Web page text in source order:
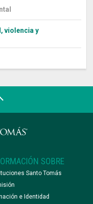
violencia y
SOBRE
Santo Tomás
e Identidad